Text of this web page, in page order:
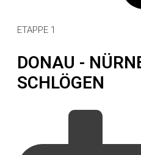
ETAPPE 1
DONAU -
SCHLÖGEN